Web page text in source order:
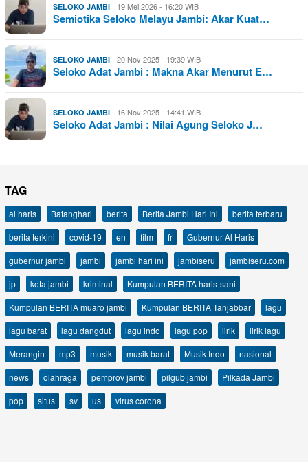
SELOKO JAMBI 19 Mei 2026 - 16:20 WIB
Semiotika Seloko Melayu Jambi: Akar Kuat…
SELOKO JAMBI 20 Nov 2025 - 19:39 WIB
Seloko Adat Jambi : Makna Akar Menurut E…
SELOKO JAMBI 16 Nov 2025 - 14:41 WIB
Seloko Adat Jambi : Nilai Agung Seloko J…
TAG
al haris Batanghari berita Berita Jambi Hari Ini
berita terbaru
berita terkini
covid-19 en film fr
Gubernur Al Haris
gubernur jambi
jambi jambi hari ini jambiseru
jambiseru.com
jp
kota jambi kriminal
Kumpulan BERITA haris-sani
Kumpulan BERITA muaro jambi
Kumpulan BERITA Tanjabbar
lagu
lagu barat
lagu dangdut lagu indo lagu pop lirik
lirik lagu
Merangin
mp3 musik musik barat Musik Indo
nasional
news
olahraga pemprov jambi pilgub jambi
Pilkada Jambi
pop
situs sv us virus corona